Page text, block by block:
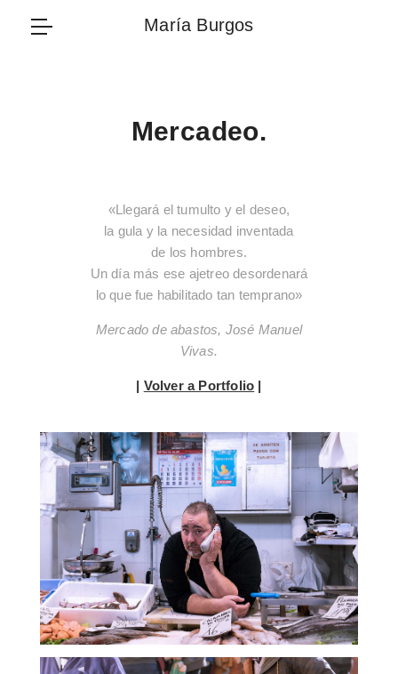
María
María Burgos
Mercadeo.
«Llegará el tumulto y el deseo,
la gula y la necesidad inventada
de los hombres.
Un día más ese ajetreo desordenará
lo que fue habilitado tan temprano»
Mercado de abastos, José Manuel
Vivas.
| Volver a Portfolio |